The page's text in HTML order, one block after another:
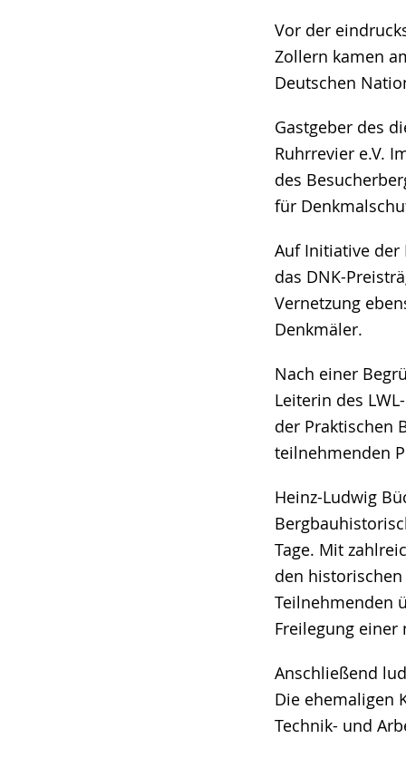
Vor der
Zollern kamen
Deutschen
Gastgeber des
Ruhrrevier e.V.
des
für
Auf Initiative der
das DNK-
Vernetzung
Denkmäler.
Nach einer
Leiterin des
der Praktischen
teilnehmenden
Heinz-Ludwig
Tage. Mit
den
Teilnehmenden
Freilegung
Anschließend
Die ehemaligen
Technik- und
wechseln.
Deutscher
wird